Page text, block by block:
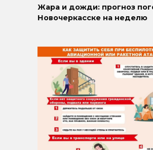
Жара и дожди: прогноз
Новочеркасске на неделю